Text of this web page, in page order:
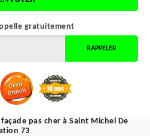
gratuitement
pas cher à Saint Michel De
73